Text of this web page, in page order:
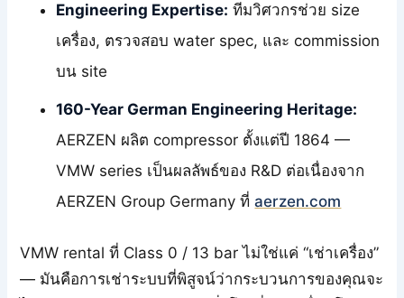
Engineering Expertise: ทีมวิศวกรช่วย size
เครื่อง, ตรวจสอบ water spec, และ commission
บน site
160-Year German Engineering Heritage:
AERZEN ผลิต compressor ตั้งแต่ปี 1864 —
VMW series เป็นผลลัพธ์ของ R&D ต่อเนื่องจาก
AERZEN Group Germany ที่aerzen.com
VMW rental ที่ Class 0 / 13 bar ไม่ใช่แค่ “เช่าเครื่อง”
— มันคือการเช่าระบบที่พิสูจน์ว่ากระบวนการของคุณจะ